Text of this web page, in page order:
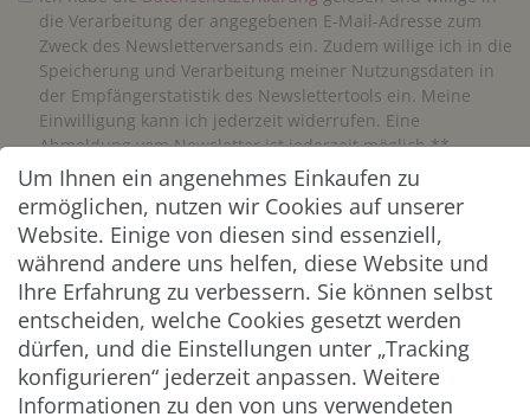
die Verarbeitung der angegebenen E-Mail-Adresse zum
Zweck des Newsletterversands ein. Zudem willige ich in die
Speicherung und Verarbeitung meiner Nutzungsdaten in
der Empfängerstatistik des Newslettertools ein. Meine
Einwilligung kann ich jederzeit widerrufen. Eine
Abmeldung vom Newsletter ist jederzeit möglich.**
Abonnieren
** Hierbei handelt es sich um ein Pflichtfeld.
ZAHLUNG & VERSAND
Um Ihnen ein angenehmes Einkaufen zu
ermöglichen, nutzen wir Cookies auf unserer
Website. Einige von diesen sind essenziell,
während andere uns helfen, diese Website und
Ihre Erfahrung zu verbessern. Sie können selbst
entscheiden, welche Cookies gesetzt werden
dürfen, und die Einstellungen unter „Tracking
konfigurieren“ jederzeit anpassen. Weitere
Informationen zu den von uns verwendeten